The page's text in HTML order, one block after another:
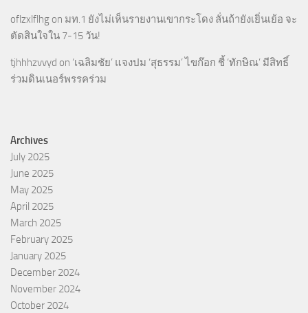
oflzxlflhg on มท.1 ยังไม่เห็นรายงานเขากระโดง ลั่นถ้ายังเยิ่นเย้อ จะ
ตัดสินใจใน 7-15 วัน!
tjhhhzvvyd on ‘เฉลิมชัย’ แจงปม ‘สุธรรม’ ไขก๊อก ชี้ ‘ทักษิณ’ มีสิทธิ์
ร่วมดินเนอร์พรรคร่วม
Archives
July 2025
June 2025
May 2025
April 2025
March 2025
February 2025
January 2025
December 2024
November 2024
October 2024